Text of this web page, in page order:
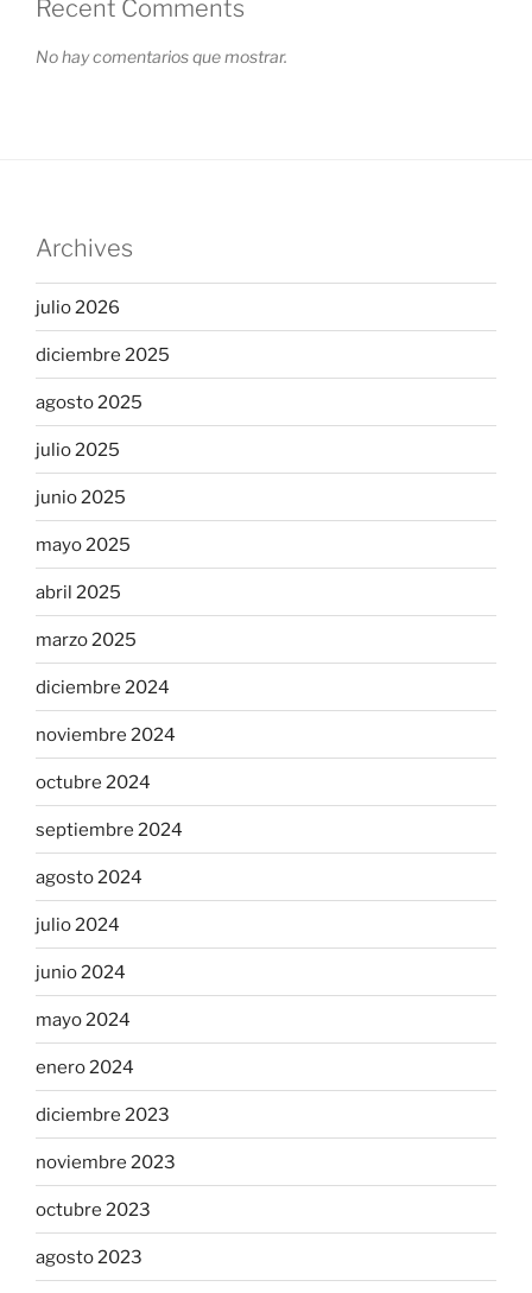
Recent Comments
No hay comentarios que mostrar.
Archives
julio 2026
diciembre 2025
agosto 2025
julio 2025
junio 2025
mayo 2025
abril 2025
marzo 2025
diciembre 2024
noviembre 2024
octubre 2024
septiembre 2024
agosto 2024
julio 2024
junio 2024
mayo 2024
enero 2024
diciembre 2023
noviembre 2023
octubre 2023
agosto 2023